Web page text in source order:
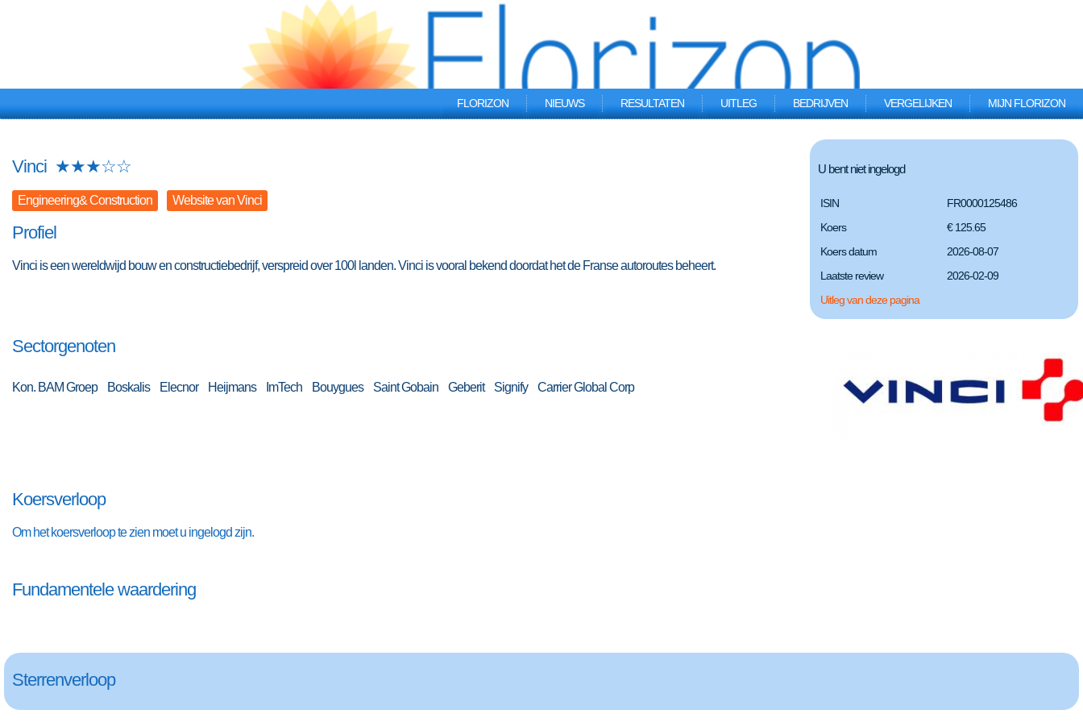
FLORIZON NIEUWS RESULTATEN UITLEG BEDRIJVEN VERGELIJKEN MIJN FLORIZON
Vinci ★★★☆☆
Engineering& Construction Website van Vinci
Profiel
Vinci is een wereldwijd bouw en constructiebedrijf, verspreid over 100l landen. Vinci is vooral bekend doordat het de Franse autoroutes beheert.
U bent niet ingelogd
ISIN
FR0000125486
Koers
€ 125.65
Koers datum
2026-08-07
Laatste review
2026-02-09
Uitleg van deze pagina
Sectorgenoten
Kon. BAM Groep Boskalis Elecnor Heijmans ImTech Bouygues Saint Gobain Geberit Signify Carrier Global Corp
Koersverloop
Om het koersverloop te zien moet u ingelogd zijn.
Fundamentele waardering
Sterrenverloop